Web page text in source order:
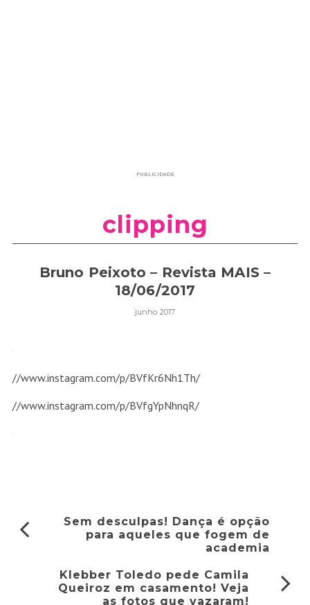
PUBLICIDADE
clipping
Bruno Peixoto – Revista MAIS –
18/06/2017
junho 2017
//www.instagram.com/p/BVfKr6Nh1Th/
//www.instagram.com/p/BVfgYpNhnqR/
Sem desculpas! Dança é opção
para aqueles que fogem de
academia
Klebber Toledo pede Camila
Queiroz em casamento! Veja
as fotos que vazaram!